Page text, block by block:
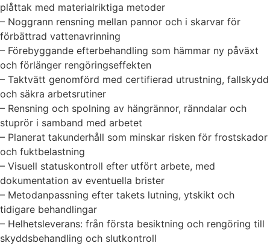
plåttak med materialriktiga metoder
– Noggrann rensning mellan pannor och i skarvar för
förbättrad vattenavrinning
– Förebyggande efterbehandling som hämmar ny påväxt
och förlänger rengöringseffekten
– Taktvätt genomförd med certifierad utrustning, fallskydd
och säkra arbetsrutiner
– Rensning och spolning av hängrännor, ränndalar och
stuprör i samband med arbetet
– Planerat takunderhåll som minskar risken för frostskador
och fuktbelastning
– Visuell statuskontroll efter utfört arbete, med
dokumentation av eventuella brister
– Metodanpassning efter takets lutning, ytskikt och
tidigare behandlingar
– Helhetsleverans: från första besiktning och rengöring till
skyddsbehandling och slutkontroll